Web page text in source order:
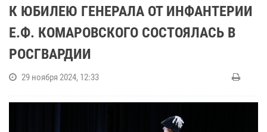
К ЮБИЛЕЮ ГЕНЕРАЛА ОТ ИНФАНТЕРИИ
Е.Ф. КОМАРОВСКОГО СОСТОЯЛАСЬ В
РОСГВАРДИИ
29 ноября 2024, 12:33